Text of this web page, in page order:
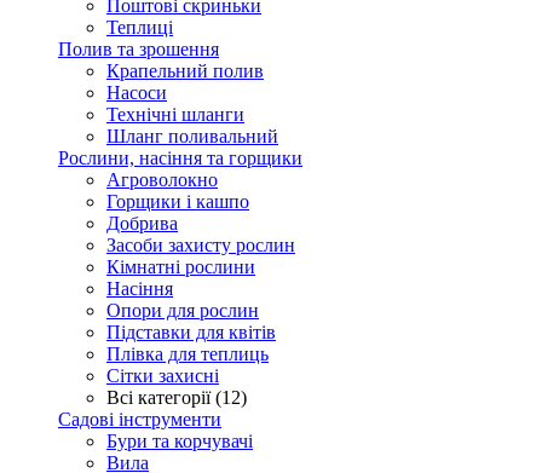
Поштові скриньки
Теплиці
Полив та зрошення
Крапельний полив
Насоси
Технічні шланги
Шланг поливальний
Рослини, насіння та горщики
Агроволокно
Горщики і кашпо
Добрива
Засоби захисту рослин
Кімнатні рослини
Насіння
Опори для рослин
Підставки для квітів
Плівка для теплиць
Сітки захисні
Всі категорії (12)
Садові інструменти
Бури та корчувачі
Вила